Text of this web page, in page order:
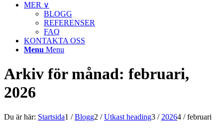
MER ∨
BLOGG
REFERENSER
FAQ
KONTAKTA OSS
Menu Menu
Arkiv för månad: februari,
2026
Du är här: Startsida1 / Blogg2 / Utkast heading3 / 20264 / februari